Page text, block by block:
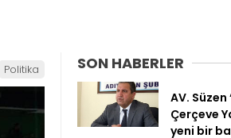
Politika SON HABERLER
AV. Süzen
Çerçeve
yeni bir